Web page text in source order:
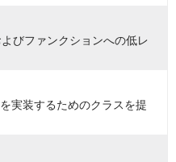
びファンクションへの低レ
実装するためのクラスを提